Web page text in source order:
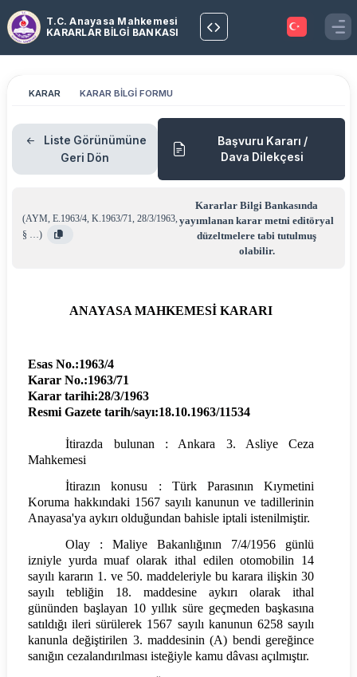
T.C. Anayasa Mahkemesi
KARARLAR BİLGİ BANKASI
KARAR KARAR BİLGİ FORMU
Liste Görünümüne
Geri Dön
Başvuru Kararı /
Dava Dilekçesi
(AYM, E.1963/4, K.1963/71, 28/3/1963,
§ …)
Kararlar Bilgi Bankasında
yayımlanan karar metni editöryal
düzeltmelere tabi tutulmuş
olabilir.